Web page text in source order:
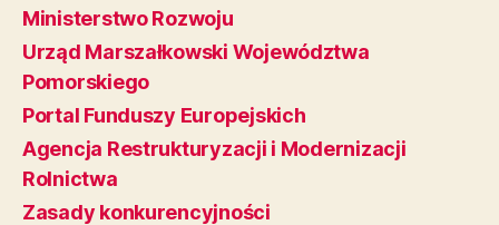
Ministerstwo Rozwoju
Urząd Marszałkowski Województwa
Pomorskiego
Portal Funduszy Europejskich
Agencja Restrukturyzacji i Modernizacji
Rolnictwa
Zasady konkurencyjności